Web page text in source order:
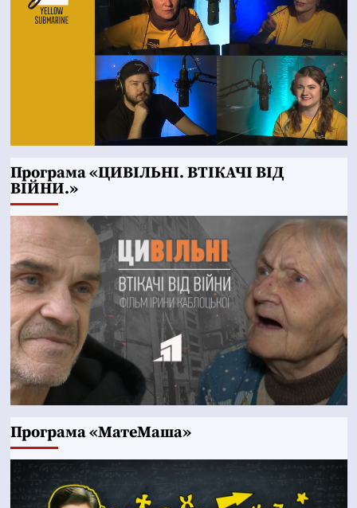
Програма «ЦИВІЛЬНІ. ВТІКАЧІ ВІД
ВІЙНИ.»
Програма «МатеМаша»